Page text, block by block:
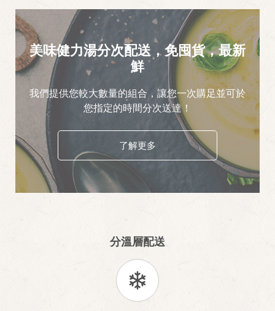
美味健力湯分次配送，免囤貨，最新
鮮
我們提供您較大數量的組合，讓您一次購足並可於
您指定的時間分次送達！
了解更多
分溫層配送